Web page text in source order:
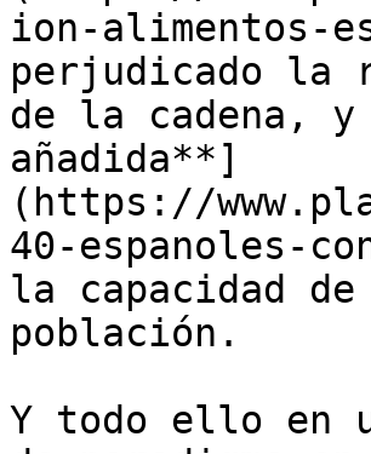
ion-alimentos-
perjudicado la
de la cadena, y
añadida**]
(https://
40-espanoles-
la capacidad
población.
Y todo ello en